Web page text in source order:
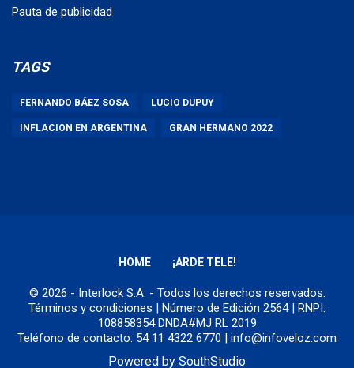
Pauta de publicidad
TAGS
FERNANDO BÁEZ SOSA LUCIO DUPUY
INFLACION EN ARGENTINA GRAN HERMANO 2022
HOME ¡ARDE TELE!
© 2026 - Interlock S.A. - Todos los derechos reservados.
Términos y condiciones | Número de Edición 2564 | RNPI:
108858354 DNDA#MJ RL 2019
Teléfono de contacto: 54 11 4322 6770 | info@infoveloz.com
Powered by SouthStudio